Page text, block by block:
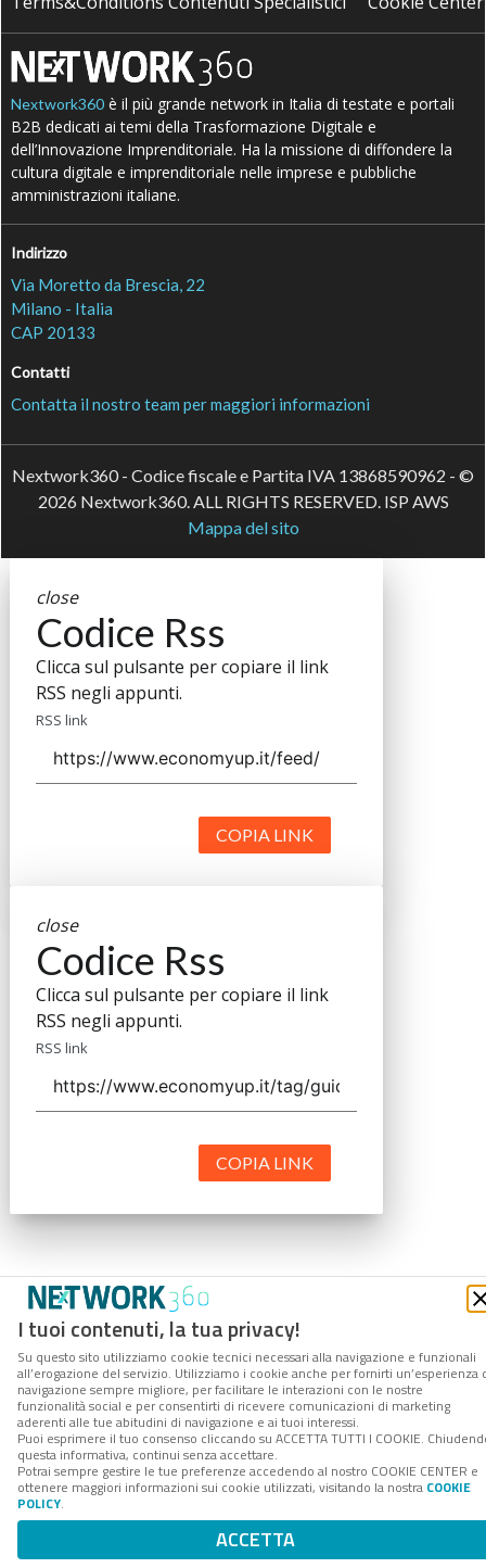
I tuoi contenuti, la tua privacy!
Su questo sito utilizziamo cookie tecnici necessari alla navigazione e funzionali
all’erogazione del servizio. Utilizziamo i cookie anche per fornirti un’esperienza
navigazione sempre migliore, per facilitare le interazioni con le nostre
funzionalità social e per consentirti di ricevere comunicazioni di marketing
aderenti alle tue abitudini di navigazione e ai tuoi interessi.
Puoi esprimere il tuo consenso cliccando su ACCETTA TUTTI I COOKIE.
questa informativa, continui senza accettare.
Potrai sempre gestire le tue preferenze accedendo al nostro COOKIE CENTER e
ottenere maggiori informazioni sui cookie utilizzati, visitando la nostra COOKIE
POLICY.
ACCETTA
Nextwork360 è il più grande network in Italia di testate e portali
B2B dedicati ai temi della Trasformazione Digitale e
dell’Innovazione Imprenditoriale. Ha la missione di diffondere la
cultura digitale e imprenditoriale nelle imprese e pubbliche
amministrazioni italiane.
Indirizzo
Via Moretto da Brescia, 22
Milano - Italia
CAP 20133
Contatti
Contatta il nostro team per maggiori informazioni
Nextwork360 - Codice fiscale e Partita IVA 13868590962 - ©
2026 Nextwork360. ALL RIGHTS RESERVED. ISP AWS
Mappa del sito
close
Codice Rss
Clicca sul pulsante per copiare il link
RSS negli appunti.
RSS link
COPIA LINK
close
Codice Rss
Clicca sul pulsante per copiare il link
RSS negli appunti.
RSS link
COPIA LINK